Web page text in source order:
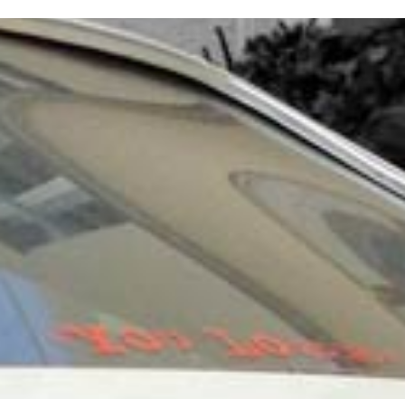
Portfolio
Web Design
Extensions
Kontakt